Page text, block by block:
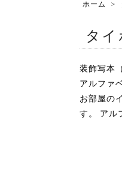
ホーム >
タ
装飾写本
アルファ
お部屋の
す。 アル